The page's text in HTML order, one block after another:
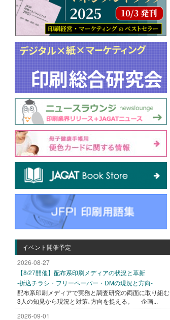
イベント開催予定
2026-08-27
【8/27開催】配布系印刷メディアの状況と革新
-折込チラシ・フリーペーパー・DMの現況と方向-
配布系印刷メディアで実務と調査研究の両面に取り組む
3人の知見から現況と対策､方向を捉える。 企画...
2026-09-01